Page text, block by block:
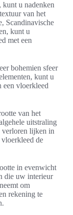
u nadenken
van het
Scandinavische
kunt u
met een
bohemien sfeer
kunt u
een vloerkleed
van het
uitstraling
verloren lijken in
de
in evenwicht
die uw interieur
om
rekening te